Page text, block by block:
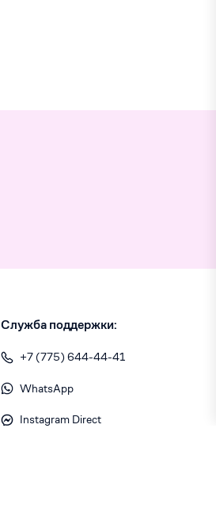
Служба поддержки:
+7 (775) 644-44-41
WhatsApp
Instagram Direct